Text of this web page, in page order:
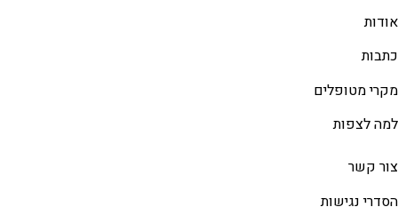
אודות
כתבות
מקרי מטופלים
למה לצפות
צור קשר
הסדרי נגישות